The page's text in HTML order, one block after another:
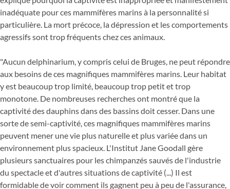
inadéquate pour ces mammifères marins à la personnalité si
particulière. La mort précoce, la dépression et les comportements
agressifs sont trop fréquents chez ces animaux.
"Aucun delphinarium, y compris celui de Bruges, ne peut répondre
aux besoins de ces magnifiques mammifères marins. Leur habitat
y est beaucoup trop limité, beaucoup trop petit et trop
monotone. De nombreuses recherches ont montré que la
captivité des dauphins dans des bassins doit cesser. Dans une
sorte de semi-captivité, ces magnifiques mammifères marins
peuvent mener une vie plus naturelle et plus variée dans un
environnement plus spacieux. L'Institut Jane Goodall gère
plusieurs sanctuaires pour les chimpanzés sauvés de l'industrie
du spectacle et d'autres situations de captivité (...) Il est
formidable de voir comment ils gagnent peu à peu de l'assurance,